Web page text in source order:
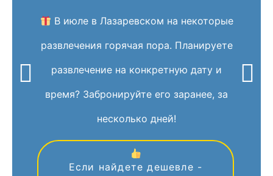
В июле в Лазаревском на некоторые
развлечения горячая пора. Планируете
развлечение на конкретную дату и
время? Забронируйте его заранее, за
несколько дней!
Если найдете дешевле -